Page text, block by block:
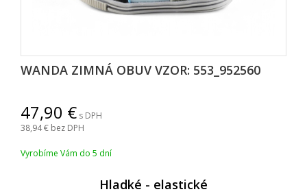
WANDA ZIMNÁ OBUV VZOR: 553_952560
47,90
s DPH
38,94 bez DPH
Vyrobíme Vám do 5 dní
Hladké - elastické